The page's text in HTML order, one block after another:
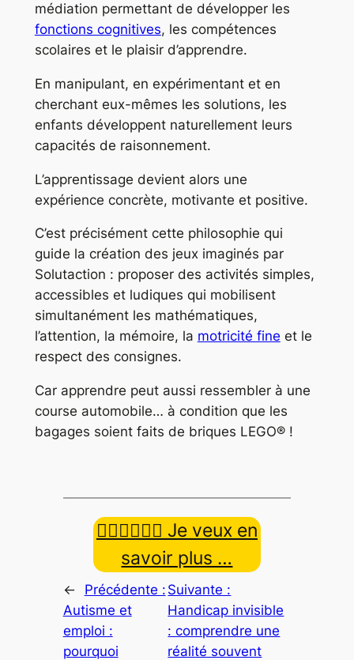
médiation permettant de développer les
fonctions cognitives, les compétences
scolaires et le plaisir d’apprendre.
En manipulant, en expérimentant et en
cherchant eux-mêmes les solutions, les
enfants développent naturellement leurs
capacités de raisonnement.
L’apprentissage devient alors une
expérience concrète, motivante et positive.
C’est précisément cette philosophie qui
guide la création des jeux imaginés par
Solutaction : proposer des activités simples,
accessibles et ludiques qui mobilisent
simultanément les mathématiques,
l’attention, la mémoire, la motricité fine et le
respect des consignes.
Car apprendre peut aussi ressembler à une
course automobile… à condition que les
bagages soient faits de briques LEGO® !
👉🏿👉🏾👉🏼 Je veux en
savoir plus …
←
Précédente :
Autisme et
emploi :
pourquoi
Suivante :
Handicap invisible
: comprendre une
réalité souvent